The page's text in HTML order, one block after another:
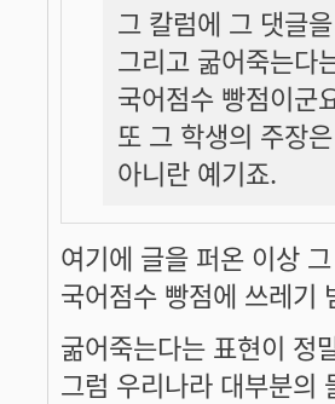
그 칼럼에 그 댓글
그리고 굶어죽는다
국어점수 빵점이군
또 그 학생의 주장
아니란 예기죠.
여기에 글을 퍼온 이상
국어점수 빵점에 쓰레기
굶어죽는다는 표현이 정
그럼 우리나라 대부분의